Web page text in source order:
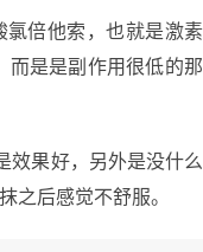
氯倍他索，也就是激素
而是是副作用很低的那
效果好，另外是没什么
之后感觉不舒服。